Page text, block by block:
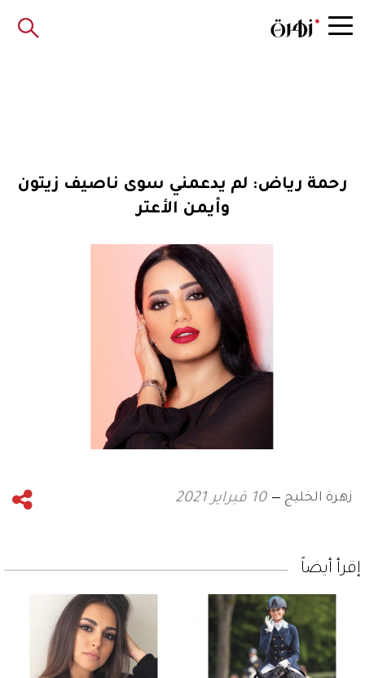
رحمة رياض: لم يدعمني سوى ناصيف زيتون
وأيمن الأعتر
زهرة الخليج 10 فبراير 2021
إقرأ أيضاً